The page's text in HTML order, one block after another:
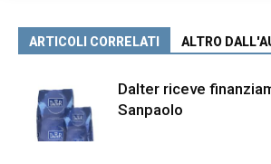
ARTICOLI CORRELATI ALTRO
Dalter riceve
Sanpaolo